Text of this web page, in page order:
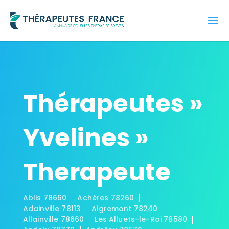
Thérapeutes »
Yvelines »
Therapeute
Ablis 78660
Achères 78260
Adainville 78113
Aigremont 78240
Allainville 78660
Les Alluets-le-Roi 78580